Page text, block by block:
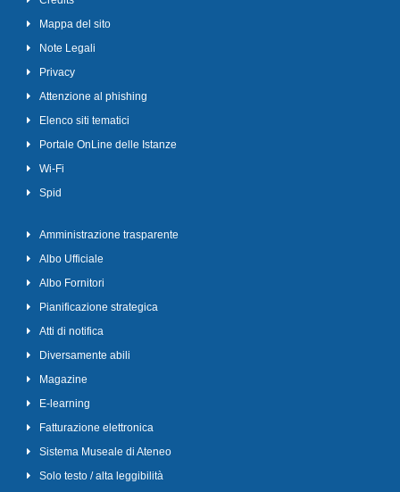
Mappa del sito
Note Legali
Privacy
Attenzione al phishing
Elenco siti tematici
Portale OnLine delle Istanze
Wi-Fi
Spid
Amministrazione trasparente
Albo Ufficiale
Albo Fornitori
Pianificazione strategica
Atti di notifica
Diversamente abili
Magazine
E-learning
Fatturazione elettronica
Sistema Museale di Ateneo
Solo testo / alta leggibilità